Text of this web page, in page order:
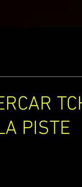
PISTE